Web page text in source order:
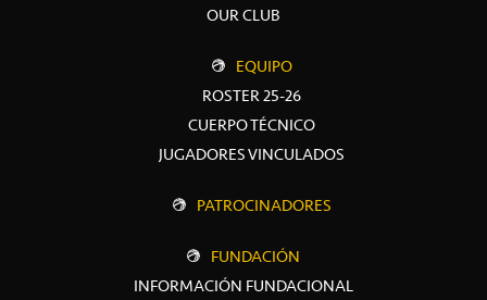
OUR CLUB
EQUIPO
ROSTER 25-26
CUERPO TÉCNICO
JUGADORES VINCULADOS
PATROCINADORES
FUNDACIÓN
INFORMACIÓN FUNDACIONAL